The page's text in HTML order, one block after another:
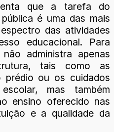
que a tarefa do
é uma das mais
das atividades
educacional. Para
administra apenas
tais como as
prédio ou os cuidados
mas também
ensino oferecido nas
e a qualidade da